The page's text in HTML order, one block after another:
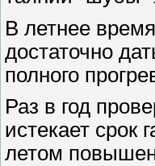
В летнее
достаточно
полного
Раз в год
истекает срок
летом